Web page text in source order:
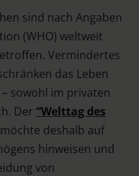
sind nach Angaben
(WHO) weltweit
Vermindertes
das Leben
sowohl im privaten
Der “Welttag des
deshalb auf
hinweisen und
von